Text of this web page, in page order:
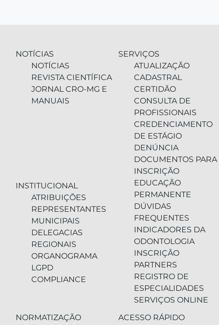
NOTÍCIAS
NOTÍCIAS
REVISTA CIENTÍFICA
JORNAL CRO-MG E
MANUAIS
INSTITUCIONAL
ATRIBUIÇÕES
REPRESENTANTES
MUNICIPAIS
DELEGACIAS
REGIONAIS
ORGANOGRAMA
LGPD
COMPLIANCE
SERVIÇOS
ATUALIZAÇÃO
CADASTRAL
CERTIDÃO
CONSULTA DE
PROFISSIONAIS
CREDENCIAMENTO
DE ESTÁGIO
DENÚNCIA
DOCUMENTOS PARA
INSCRIÇÃO
EDUCAÇÃO
PERMANENTE
DÚVIDAS
FREQUENTES
INDICADORES DA
ODONTOLOGIA
INSCRIÇÃO
PARTNERS
REGISTRO DE
ESPECIALIDADES
SERVIÇOS ONLINE
NORMATIZAÇÃO
ACESSO RÁPIDO